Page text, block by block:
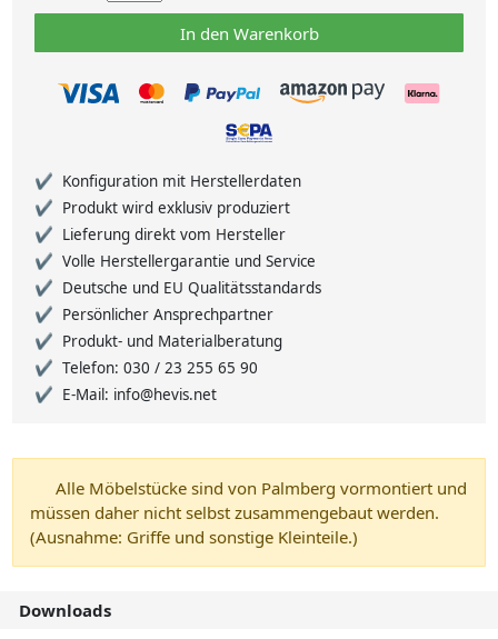
In den Warenkorb
Konfiguration mit Herstellerdaten
Produkt wird exklusiv produziert
Lieferung direkt vom Hersteller
Volle Herstellergarantie und Service
Deutsche und EU Qualitätsstandards
Persönlicher Ansprechpartner
Produkt- und Materialberatung
Telefon: 030 / 23 255 65 90
E-Mail: info@hevis.net
Alle Möbelstücke sind von Palmberg vormontiert und
müssen daher nicht selbst zusammengebaut werden.
(Ausnahme: Griffe und sonstige Kleinteile.)
Downloads